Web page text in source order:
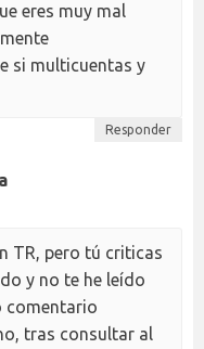
eres muy mal
si multicuentas y
Responder
TR, pero tú criticas
y no te he leído
comentario
tras consultar al